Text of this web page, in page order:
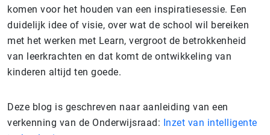
komen voor het houden van een inspiratiesessie. Een
duidelijk idee of visie, over wat de school wil bereiken
met het werken met Learn, vergroot de betrokkenheid
van leerkrachten en dat komt de ontwikkeling van
kinderen altijd ten goede.
Deze blog is geschreven naar aanleiding van een
verkenning van de Onderwijsraad: Inzet van intelligente